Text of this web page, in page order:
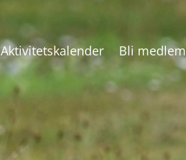
Aktivitetskalender Bli medlem